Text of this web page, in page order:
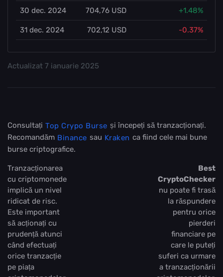
30 dec. 2024 704,76 USD +1.48%
31 dec. 2024 702,12 USD -0.37%
Actualizat 7 ianuarie 2025
Consultați Top Crypo Burse și începeți să tranzacționați.
Recomandăm Binance sau Kraken ca fiind cele mai bune
burse criptografice.
Tranzacționarea
cu criptomonede
implică un nivel
ridicat de risc.
Este important
să acționați cu
prudență atunci
când efectuați
orice tranzacție
pe piața
Best
CryptoChecker
nu poate fi trasă
la răspundere
pentru orice
pierderi
financiare pe
care le puteți
suferi ca urmare
a tranzacționării